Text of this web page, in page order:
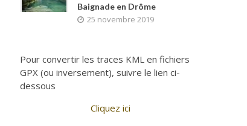
Baignade en Drôme
25 novembre 2019
Pour convertir les traces KML en fichiers
GPX (ou inversement), suivre le lien ci-
dessous
Cliquez ici